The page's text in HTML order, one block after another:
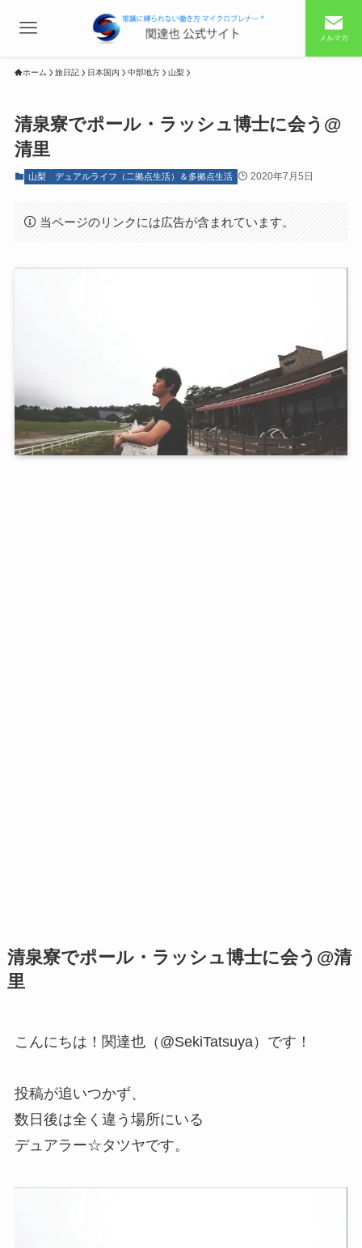
メルマガ
ホーム 旅日記 日本国内 中部地方 山梨
清泉寮でポール・ラッシュ博士に会う@
清里
山梨 デュアルライフ（二拠点生活）＆多拠点生活 2020年7月5日
当ページのリンクには広告が含まれています。
清泉寮でポール・ラッシュ博士に会う@清
里
こんにちは！関達也（@SekiTatsuya）です！
投稿が追いつかず、
数日後は全く違う場所にいる
デュアラー☆タツヤです。